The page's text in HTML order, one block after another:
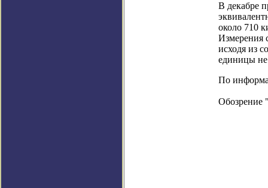
В декабре
около 710
Измерения
исходя из
единицы
По
Обозрение